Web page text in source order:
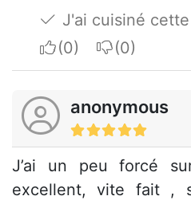
J'ai cuisiné
I apreciateI do not
anonymous
J’ai un peu forcé
excellent, vite fait ,